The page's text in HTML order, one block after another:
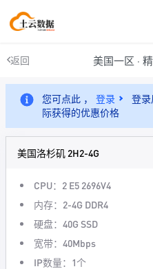
返回 美国一区 ·
您可点此 ， 登录
登
际获得的优惠价格
美国洛杉矶 2H2-4G
CPU：2 E5 2696V4
内存：2-4G DDR4
硬盘：40G SSD
宽带：40Mbps
IP数量：1个